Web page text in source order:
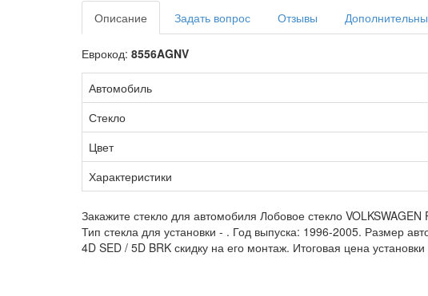
Описание Задать вопрос Отзывы
Еврокод: 8556AGNV
Автомобиль
Стекло
Цвет
Характеристики
Закажите стекло для автомобиля Лобовое стекло
Тип стекла для установки - . Год выпуска: 1996-2005. Размер
4D SED / 5D BRK скидку на его монтаж. Итоговая цена